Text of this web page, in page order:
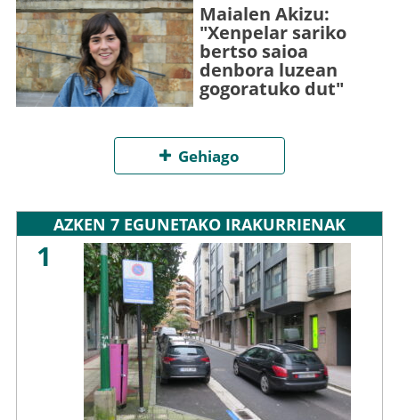
Maialen Akizu:
"Xenpelar sariko
bertso saioa
denbora luzean
gogoratuko dut"
Gehiago
AZKEN 7 EGUNETAKO IRAKURRIENAK
1